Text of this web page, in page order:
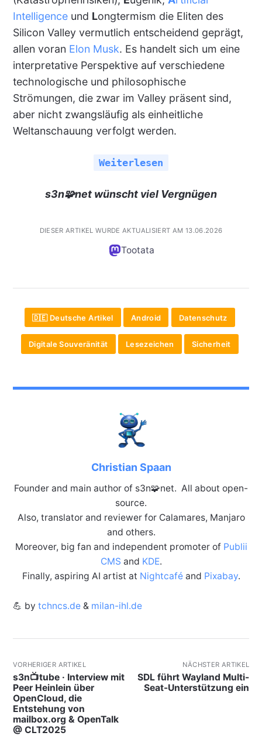
Intelligenceund Longtermism die Eliten des
Silicon Valley vermutlich entscheidend geprägt,
allen voran Elon Musk. Es handelt sich um eine
interpretative Perspektive auf verschiedene
technologische und philosophische
Strömungen, die zwar im Valley präsent sind,
aber nicht zwangsläufig als einheitliche
Weltanschauung verfolgt werden.
Weiterlesen
s3n🧩net wünscht viel Vergnügen
DIESER ARTIKEL WURDE AKTUALISIERT AM 13.06.2026
Tootata
🇩🇪 Deutsche Artikel Android Datenschutz
Digitale Souveränität Lesezeichen Sicherheit
Christian Spaan
Founder and main author of s3n🧩net. All about open-
source.
Also, translator and reviewer for Calamares, Manjaro
and others.
Moreover, big fan and independent promoter of Publii
CMS and KDE.
Finally, aspiring AI artist at Nightcaféand Pixabay.
💪 by tchncs.de& milan-ihl.de
VORHERIGER ARTIKEL
s3n📺tube · Interview mit
Peer Heinlein über
OpenCloud, die
Entstehung von
mailbox.org & OpenTalk
@ CLT2025
NÄCHSTER ARTIKEL
SDL führt Wayland Multi-
Seat-Unterstützung ein